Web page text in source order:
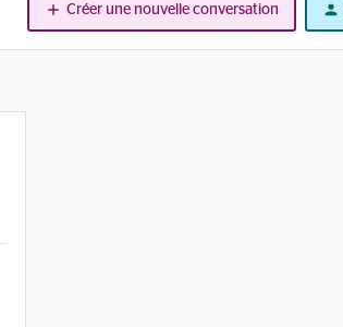
Créer une nouvelle conversation